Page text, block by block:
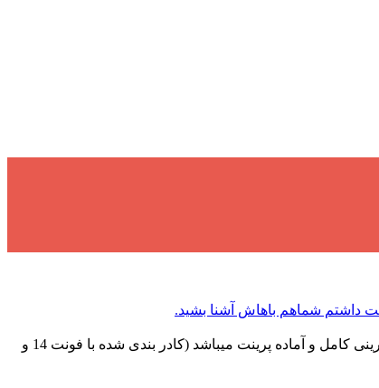
دانلود پروژه کارآفرینی کافی نت جدید (طرح توجیهی مطلب قرار دارد میتوانید دانلود نموده و استفاده نماییدلازم به ذکر است که این پروژه کار آفرینی کامل و آماده پرینت میباشد (کادر بندی شده با فونت 14 و